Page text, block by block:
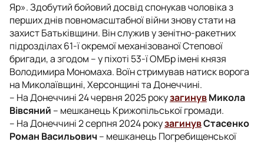
Яр». Здобутий бойовий досвід спонукав чоловіка з
перших днів повномасштабної війни знову стати на
захист Батьківщини. Він служив у зенітно-ракетних
підрозділах 61-ї окремої механізованої Степової
бригади, а згодом – у піхоті 53-ї ОМБр імені князя
Володимира Мономаха. Воїн стримував натиск ворога
на Миколаївщині, Херсонщині та Донеччині.
– На Донеччині 24 червня 2025 рокузагинувМикола
Вівсяний – мешканець Крижопільської громади.
– На Донеччині 2 серпня 2024 рокузагинувСтасенко
Роман Васильович – мешканець Погребищенської